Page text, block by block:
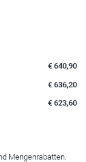
€ 640,90
€ 636,20
€ 623,60
Mengenrabatten.